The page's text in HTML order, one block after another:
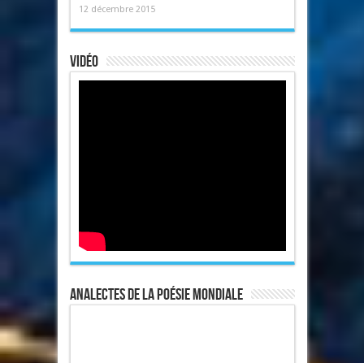
12 décembre 2015
Vidéo
Analectes de la poésie mondiale